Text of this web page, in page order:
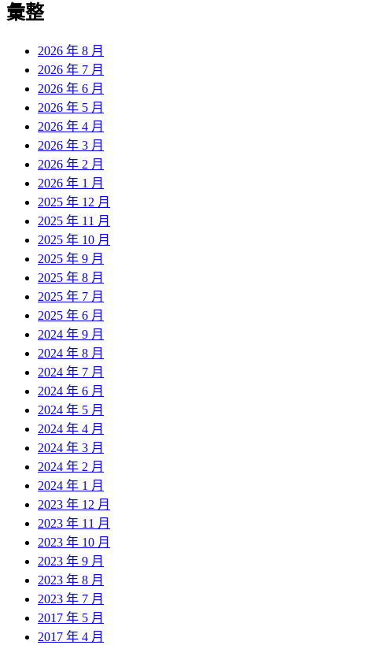
彙整
2026 年 8 月
2026 年 7 月
2026 年 6 月
2026 年 5 月
2026 年 4 月
2026 年 3 月
2026 年 2 月
2026 年 1 月
2025 年 12 月
2025 年 11 月
2025 年 10 月
2025 年 9 月
2025 年 8 月
2025 年 7 月
2025 年 6 月
2024 年 9 月
2024 年 8 月
2024 年 7 月
2024 年 6 月
2024 年 5 月
2024 年 4 月
2024 年 3 月
2024 年 2 月
2024 年 1 月
2023 年 12 月
2023 年 11 月
2023 年 10 月
2023 年 9 月
2023 年 8 月
2023 年 7 月
2017 年 5 月
2017 年 4 月